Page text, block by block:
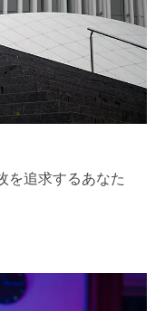
を追求するあなた